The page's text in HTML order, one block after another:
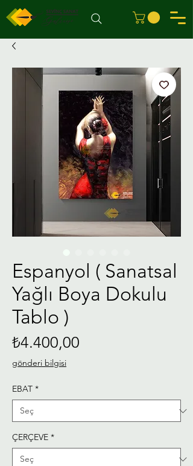
Espanyol ( Sanatsal
Yağlı Boya Dokulu
Tablo )
₺4.400,00
gönderi bilgisi
EBAT *
ÇERÇEVE *